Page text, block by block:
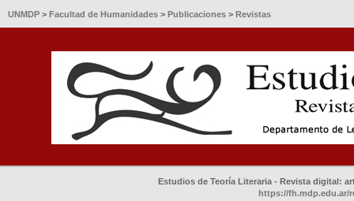
UNMDP > Facultad de Humanidades > Publicaciones > Revistas
Estudios de Teoría Literaria - Revista digital:
https://fh.mdp.edu.ar/